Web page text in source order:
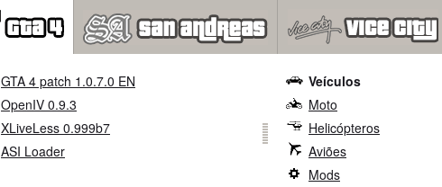
GTA 4 patch 1.0.7.0 EN
OpenIV 0.9.3
XLiveLess 0.999b7
ASI Loader
Veículos
Moto
Helicópteros
Aviões
Mods